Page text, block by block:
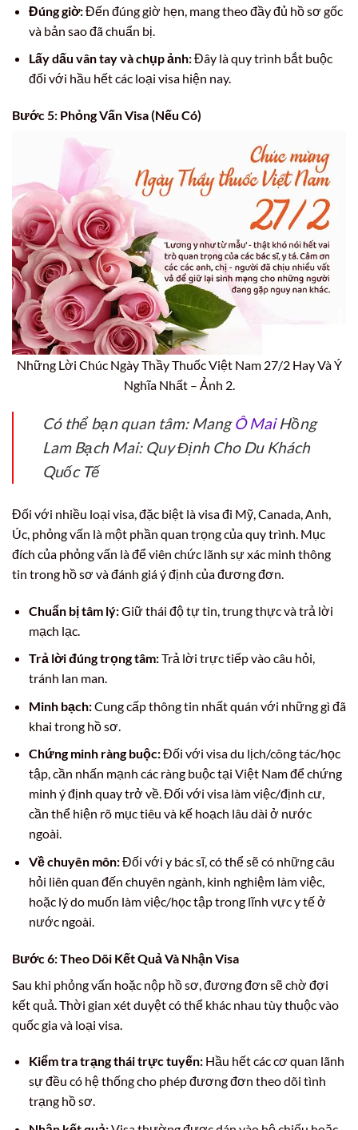
Đúng giờ:Đến đúng giờ hẹn, mang theo đầy đủ hồ sơ gốc
và bản sao đã chuẩn bị.
Lấy dấu vân tay và chụp ảnh:Đây là quy trình bắt buộc
đối với hầu hết các loại visa hiện nay.
Bước 5: Phỏng Vấn Visa (Nếu Có)
Những Lời Chúc Ngày Thầy Thuốc Việt Nam 27/2 Hay Và Ý
Nghĩa Nhất – Ảnh 2.
Có thể bạn quan tâm: MangÔ MaiHồng
Lam Bạch Mai: Quy Định Cho Du Khách
Quốc Tế
Đối với nhiều loại visa, đặc biệt là visa đi Mỹ, Canada, Anh,
Úc, phỏng vấn là một phần quan trọng của quy trình. Mục
đích của phỏng vấn là để viên chức lãnh sự xác minh thông
tin trong hồ sơ và đánh giá ý định của đương đơn.
Chuẩn bị tâm lý:Giữ thái độ tự tin, trung thực và trả lời
mạch lạc.
Trả lời đúng trọng tâm:Trả lời trực tiếp vào câu hỏi,
tránh lan man.
Minh bạch:Cung cấp thông tin nhất quán với những gì đã
khai trong hồ sơ.
Chứng minh ràng buộc:Đối với visa du lịch/công tác/học
tập, cần nhấn mạnh các ràng buộc tại Việt Nam để chứng
minh ý định quay trở về. Đối với visa làm việc/định cư,
cần thể hiện rõ mục tiêu và kế hoạch lâu dài ở nước
ngoài.
Về chuyên môn:Đối với y bác sĩ, có thể sẽ có những câu
hỏi liên quan đến chuyên ngành, kinh nghiệm làm việc,
hoặc lý do muốn làm việc/học tập trong lĩnh vực y tế ở
nước ngoài.
Bước 6: Theo Dõi Kết Quả Và Nhận Visa
Sau khi phỏng vấn hoặc nộp hồ sơ, đương đơn sẽ chờ đợi
kết quả. Thời gian xét duyệt có thể khác nhau tùy thuộc vào
quốc gia và loại visa.
Kiểm tra trạng thái trực tuyến:Hầu hết các cơ quan lãnh
sự đều có hệ thống cho phép đương đơn theo dõi tình
trạng hồ sơ.